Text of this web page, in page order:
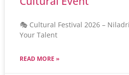
🎭 Cultural Festival 2026 –
Your Talent
READ MORE »